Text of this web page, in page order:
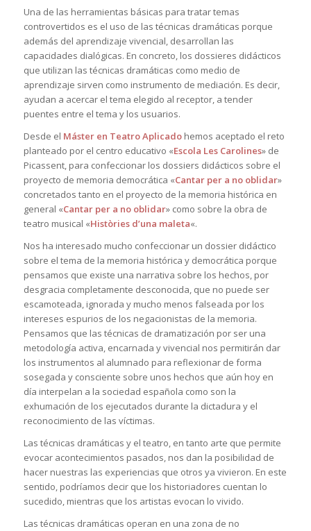
Una de las herramientas básicas para tratar temas
controvertidos es el uso de las técnicas dramáticas porque
además del aprendizaje vivencial, desarrollan las
capacidades dialógicas. En concreto, los dossieres didácticos
que utilizan las técnicas dramáticas como medio de
aprendizaje sirven como instrumento de mediación. Es decir,
ayudan a acercar el tema elegido al receptor, a tender
puentes entre el tema y los usuarios.
Desde el Máster en Teatro Aplicadohemos aceptado el reto
planteado por el centro educativo «Escola Les Carolines» de
Picassent, para confeccionar los dossiers didácticos sobre el
proyecto de memoria democrática «Cantar per a no oblidar»
concretados tanto en el proyecto de la memoria histórica en
general «Cantar per a no oblidar» como sobre la obra de
teatro musical «Històries d’una maleta«.
Nos ha interesado mucho confeccionar un dossier didáctico
sobre el tema de la memoria histórica y democrática porque
pensamos que existe una narrativa sobre los hechos, por
desgracia completamente desconocida, que no puede ser
escamoteada, ignorada y mucho menos falseada por los
intereses espurios de los negacionistas de la memoria.
Pensamos que las técnicas de dramatización por ser una
metodología activa, encarnada y vivencial nos permitirán dar
los instrumentos al alumnado para reflexionar de forma
sosegada y consciente sobre unos hechos que aún hoy en
día interpelan a la sociedad española como son la
exhumación de los ejecutados durante la dictadura y el
reconocimiento de las víctimas.
Las técnicas dramáticas y el teatro, en tanto arte que permite
evocar acontecimientos pasados, nos dan la posibilidad de
hacer nuestras las experiencias que otros ya vivieron. En este
sentido, podríamos decir que los historiadores cuentan lo
sucedido, mientras que los artistas evocan lo vivido.
Las técnicas dramáticas operan en una zona de no